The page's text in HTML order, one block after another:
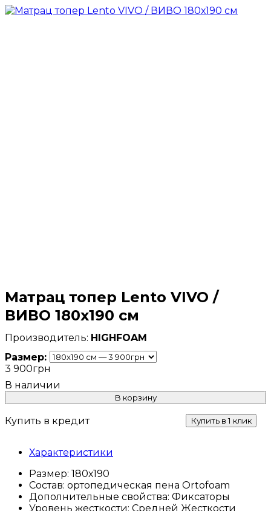
Матрац топер Lento VIVO /
ВИВО 180х190 см
HIGHFOAM
Размер:
3 900грн
В корзину
Купить в кредит Купить в 1 клик
Характеристики
Размер: 180х190
Состав: ортопедическая пена Ortofoam
Дополнительные свойства: Фиксаторы
Уровень жесткости: Средней Жесткости